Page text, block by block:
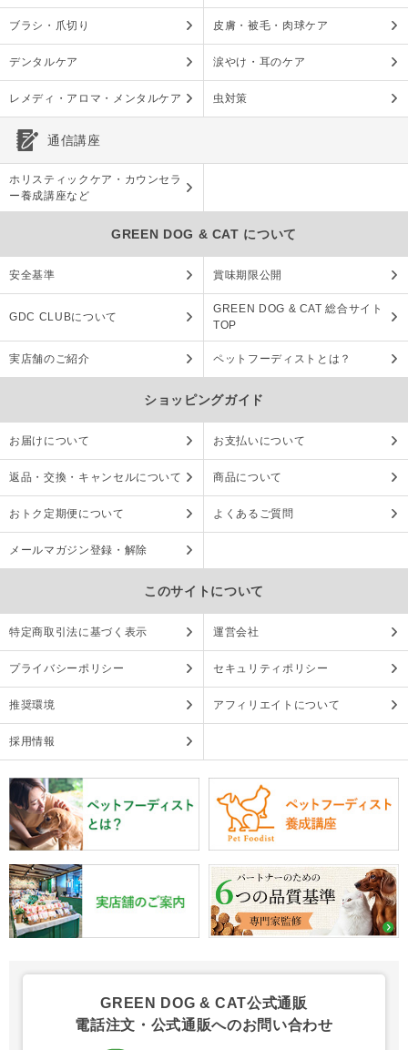
ブラシ・爪切り 皮膚・被毛・肉球ケア
デンタルケア 涙やけ・耳のケア
レメディ・アロマ・メンタルケア 虫対策
通信講座
ホリスティックケア・カウンセラ
ー養成講座など
GREEN DOG & CAT について
安全基準 賞味期限公開
GDC CLUBについて
GREEN DOG & CAT 総合サイト
TOP
実店舗のご紹介 ペットフーディストとは？
ショッピングガイド
お届けについて お支払いについて
返品・交換・キャンセルについて 商品について
おトク定期便について よくあるご質問
メールマガジン登録・解除
このサイトについて
特定商取引法に基づく表示 運営会社
プライバシーポリシー セキュリティポリシー
推奨環境 アフィリエイトについて
採用情報
GREEN DOG & CAT公式通販
電話注文・公式通販へのお問い合わせ